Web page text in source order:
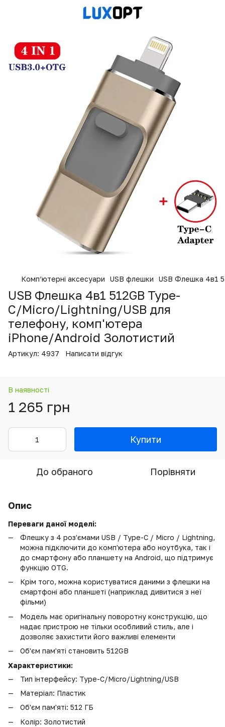
Комп’ютерні аксесуари USB флешки USB Флешка 4в1
USB Флешка 4в1 512GB Type-
C/Micro/Lightning/USB для
телефону, комп'ютера
iPhone/Android Золотистий
Артикул: 4937 Написати відгук
В наявності
1 265 грн
Купити
До обраного Порівняти
Опис
Переваги даної моделі:
Флешку з 4 роз'ємами USB / Type-C / Micro / Lightning,
можна підключити до комп'ютера або ноутбука, так і
до смартфону або планшету на Android, що підтримує
функцію OTG.
Крім того, можна користуватися даними з флешки на
смартфоні або планшеті (наприклад дивитися з неї
фільми)
Модель має оригінальну поворотну конструкцію, що
надає пристрою не тільки особливий стиль, але і
дозволяє захистити його важливі елементи
Об'єм пам'яті становить 512GB
Характеристики:
Тип інтерфейсу: Type-C/Micro/Lightning/USB
Матеріал: Пластик
Об'єм пам'яті: 512 ГБ
Колір: Золотистий